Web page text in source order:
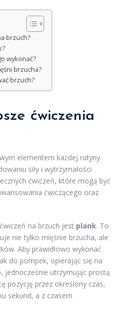
brzuch?
wykonać?
brzucha?
brzuch?
ćwiczenia
elementem każdej rutyny
siły i wytrzymałości
ćwiczeń, które mogą być
ćwiczącego oraz
na brzuch jest plank. To
nie tylko mięśnie brzucha, ale
Aby prawidłowo wykonać
do pompek, opierając się na
jednocześnie utrzymując prostą
pozycję przez określony czas,
sekund, a z czasem